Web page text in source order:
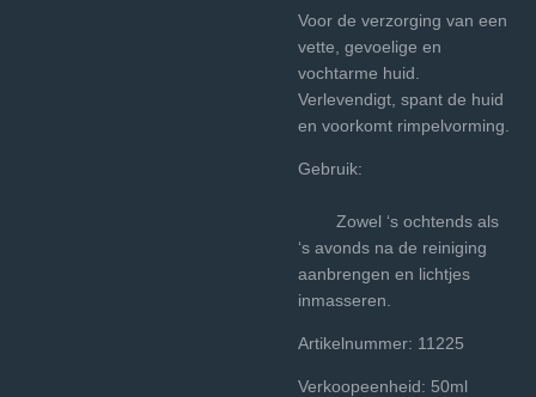
Voor de verzorging van een
vette, gevoelige en
vochtarme huid.
Verlevendigt, spant de huid
en voorkomt rimpelvorming.
Gebruik:
Zowel ‘s ochtends als
‘s avonds na de reiniging
aanbrengen en lichtjes
inmasseren.
Artikelnummer: 11225
Verkoopeenheid: 50ml